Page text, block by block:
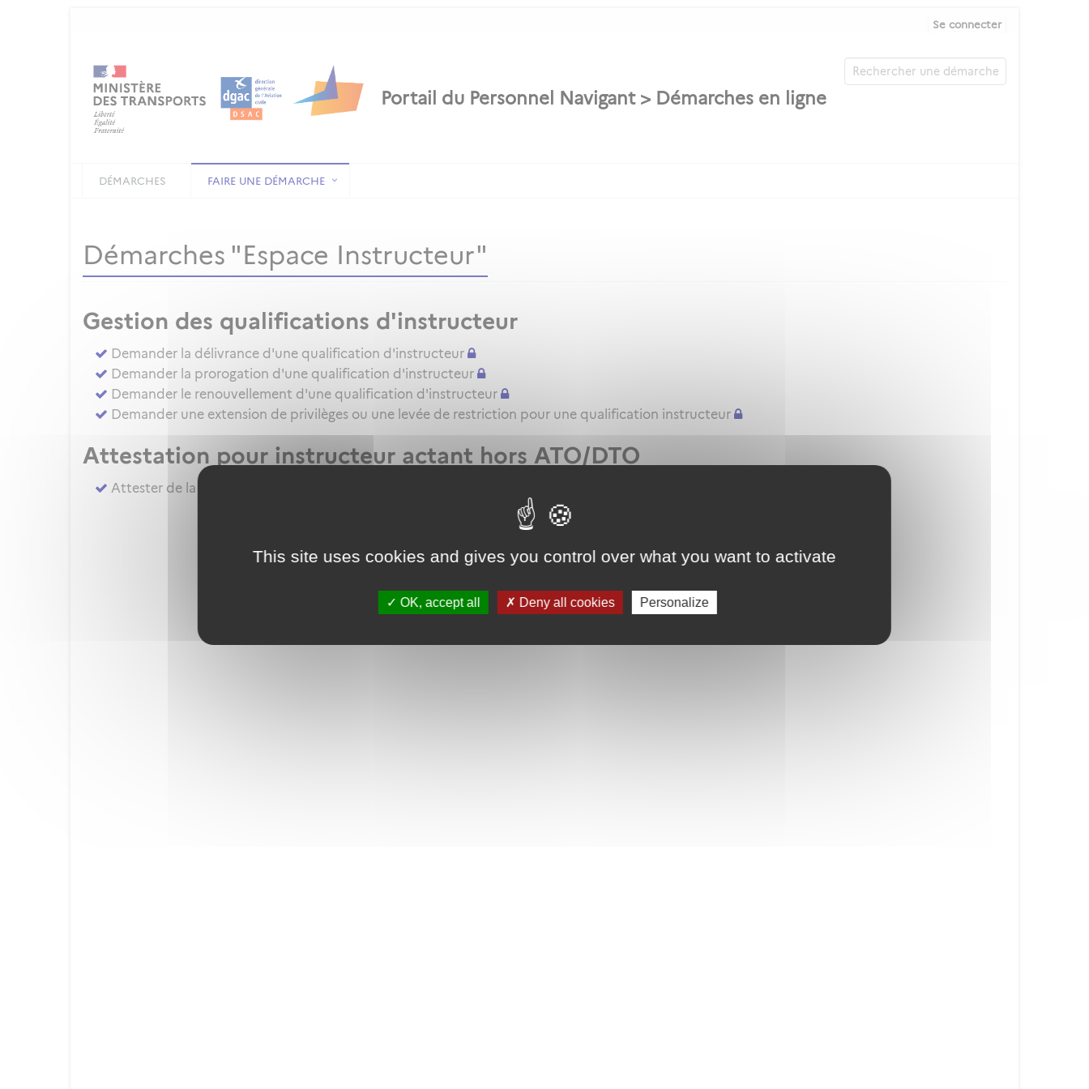
This site uses cookies and gives you control over what you want to activate
OK, accept all Deny all cookies Personalize
Se connecter
DÉMARCHES FAIRE UNE DÉMARCHE
Démarches "Espace Instructeur"
Gestion des qualifications d'instructeur
Demander la délivrance d'une qualification d'instructeur
Demander la prorogation d'une qualification d'instructeur
Demander le renouvellement d'une qualification d'instructeur
Demander une extension de privilèges ou une levée de restriction pour une qualification instructeur
Attestation pour instructeur actant hors ATO/DTO
Attester de la réalisation du complément VHL pour l'attestation de formation pratique QC/QT